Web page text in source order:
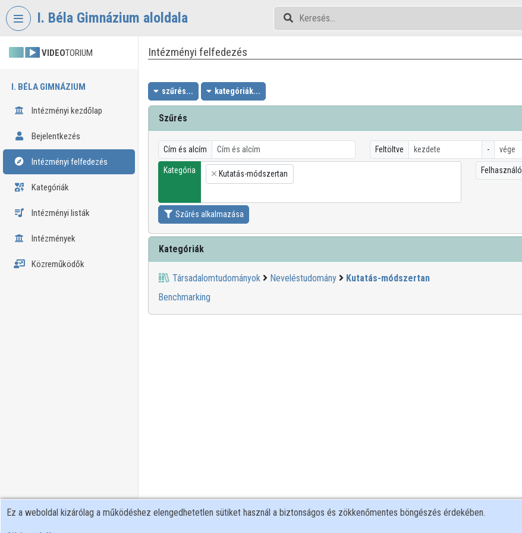
Fejléc kihagyása
I. Béla Gimnázium aloldala
VIDEOTORIUM
I. BÉLA GIMNÁZIUM
Intézményi kezdőlap
Bejelentkezés
Intézményi felfedezés
Kategóriák
Intézményi listák
Intézmények
Közreműködők
Intézményi felfedezés
szűrés... kategóriák...
Szűrés
Cím és alcím Feltöltve -
Kategória
×
Kutatás-módszertan Felhasználó
Szűrés alkalmazása
Kategóriák
Társadalomtudományok Neveléstudomány
Kutatás-módszertan
Benchmarking
Ez a weboldal kizárólag a működéshez elengedhetetlen sütiket használ a biztonságos és zökkenőmentes böngészés érdekében.